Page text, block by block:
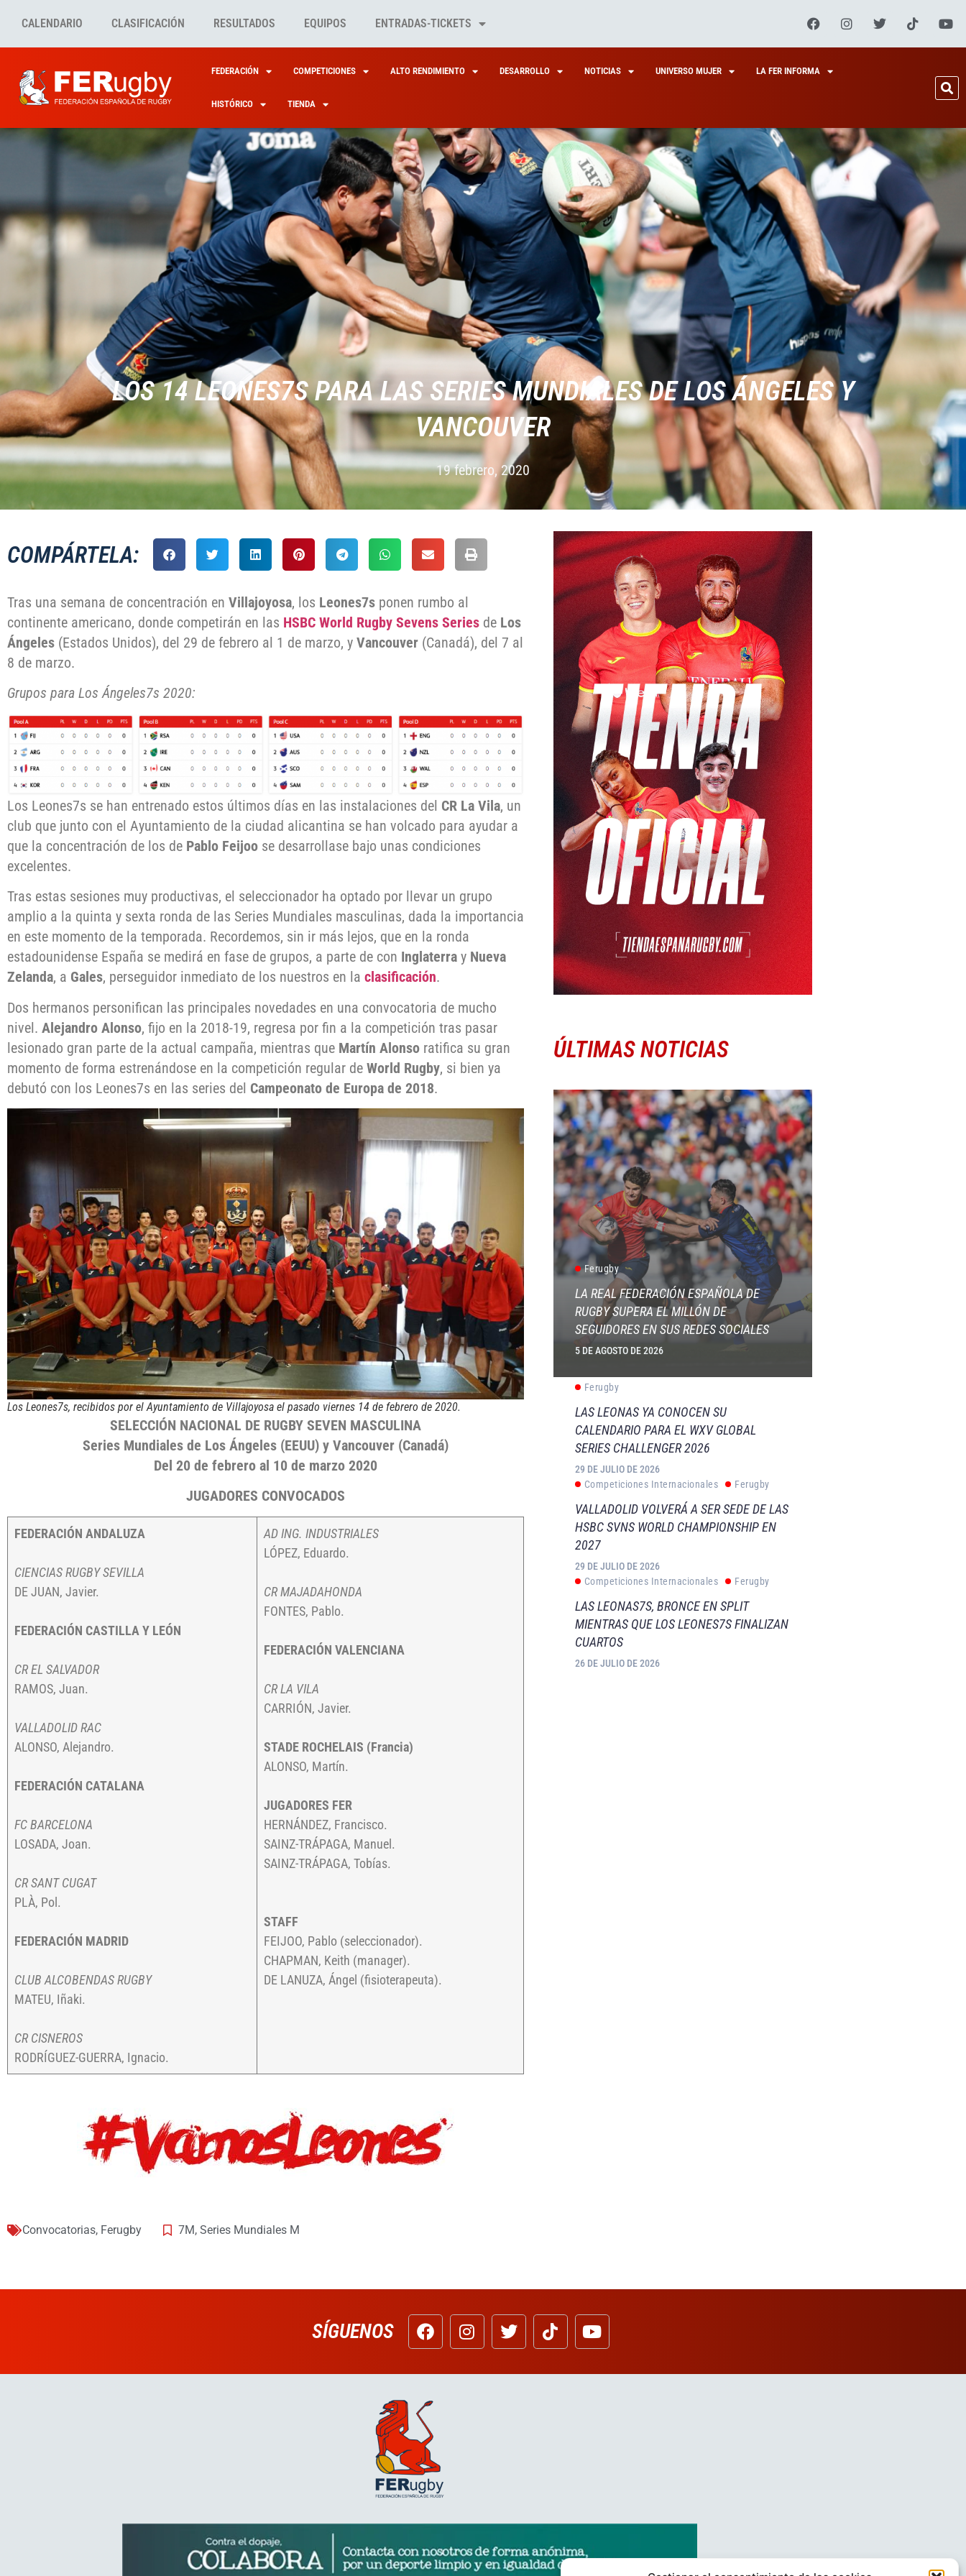
CALENDARIO CLASIFICACIÓN RESULTADOS EQUIPOS ENTRADAS-TICKETS
FEDERACIÓN COMPETICIONES ALTO RENDIMIENTO DESARROLLO NOTICIAS UNIVERSO MUJER LA FER INFORMA
HISTÓRICO TIENDA
LOS 14 LEONES7S PARA LAS SERIES MUNDIALES DE LOS ÁNGELES Y
VANCOUVER
19 febrero, 2020
COMPÁRTELA:
Tras una semana de concentración en Villajoyosa, los Leones7s ponen rumbo al
continente americano, donde competirán en las HSBC World Rugby Sevens Series de Los
Ángeles (Estados Unidos), del 29 de febrero al 1 de marzo, y Vancouver (Canadá), del 7 al
8 de marzo.
Grupos para Los Ángeles7s 2020:
Los Leones7s se han entrenado estos últimos días en las instalaciones del CR La Vila, un
club que junto con el Ayuntamiento de la ciudad alicantina se han volcado para ayudar a
que la concentración de los de Pablo Feijoo se desarrollase bajo unas condiciones
excelentes.
Tras estas sesiones muy productivas, el seleccionador ha optado por llevar un grupo
amplio a la quinta y sexta ronda de las Series Mundiales masculinas, dada la importancia
en este momento de la temporada. Recordemos, sin ir más lejos, que en la ronda
estadounidense España se medirá en fase de grupos, a parte de con Inglaterra y Nueva
Zelanda, a Gales, perseguidor inmediato de los nuestros en la clasificación.
Dos hermanos personifican las principales novedades en una convocatoria de mucho
nivel. Alejandro Alonso, fijo en la 2018-19, regresa por fin a la competición tras pasar
lesionado gran parte de la actual campaña, mientras que Martín Alonso ratifica su gran
momento de forma estrenándose en la competición regular de World Rugby, si bien ya
debutó con los Leones7s en las series del Campeonato de Europa de 2018.
Los Leones7s, recibidos por el Ayuntamiento de Villajoyosa el pasado viernes 14 de febrero de 2020.
SELECCIÓN NACIONAL DE RUGBY SEVEN MASCULINA
Series Mundiales de Los Ángeles (EEUU) y Vancouver (Canadá)
Del 20 de febrero al 10 de marzo 2020
JUGADORES CONVOCADOS
FEDERACIÓN ANDALUZA
CIENCIAS RUGBY SEVILLA
DE JUAN, Javier.
FEDERACIÓN CASTILLA Y LEÓN
CR EL SALVADOR
RAMOS, Juan.
VALLADOLID RAC
ALONSO, Alejandro.
FEDERACIÓN CATALANA
FC BARCELONA
LOSADA, Joan.
CR SANT CUGAT
PLÀ, Pol.
FEDERACIÓN MADRID
CLUB ALCOBENDAS RUGBY
MATEU, Iñaki.
CR CISNEROS
RODRÍGUEZ-GUERRA, Ignacio.
AD ING. INDUSTRIALES
LÓPEZ, Eduardo.
CR MAJADAHONDA
FONTES, Pablo.
FEDERACIÓN VALENCIANA
CR LA VILA
CARRIÓN, Javier.
STADE ROCHELAIS (Francia)
ALONSO, Martín.
JUGADORES FER
HERNÁNDEZ, Francisco.
SAINZ-TRÁPAGA, Manuel.
SAINZ-TRÁPAGA, Tobías.
STAFF
FEIJOO, Pablo (seleccionador).
CHAPMAN, Keith (manager).
DE LANUZA, Ángel (fisioterapeuta).
Convocatorias, Ferugby 7M, Series Mundiales M
ÚLTIMAS NOTICIAS
Ferugby
LA REAL FEDERACIÓN ESPAÑOLA DE
RUGBY SUPERA EL MILLÓN DE
SEGUIDORES EN SUS REDES SOCIALES
5 DE AGOSTO DE 2026
Ferugby
LAS LEONAS YA CONOCEN SU
CALENDARIO PARA EL WXV GLOBAL
SERIES CHALLENGER 2026
29 DE JULIO DE 2026
Competiciones Internacionales
Ferugby
VALLADOLID VOLVERÁ A SER SEDE DE LAS
HSBC SVNS WORLD CHAMPIONSHIP EN
2027
29 DE JULIO DE 2026
Competiciones Internacionales
Ferugby
LAS LEONAS7S, BRONCE EN SPLIT
MIENTRAS QUE LOS LEONES7S FINALIZAN
CUARTOS
26 DE JULIO DE 2026
SÍGUENOS